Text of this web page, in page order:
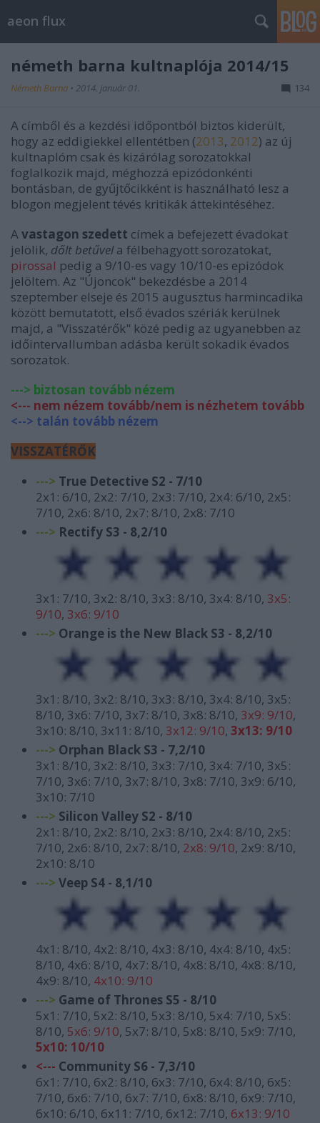
aeon flux
németh barna kultnaplója 2014/15
Németh Barna • 2014. január 01. 134
A címből és a kezdési időpontból biztos kiderült,
hogy az eddigiekkel ellentétben (2013, 2012) az új
kultnaplóm csak és kizárólag sorozatokkal
foglalkozik majd, méghozzá epizódonkénti
bontásban, de gyűjtőcikként is használható lesz a
blogon megjelent tévés kritikák áttekintéséhez.
Avastagon szedett címek a befejezett évadokat
jelölik, dőlt betűvela félbehagyott sorozatokat,
pirossal pedig a 9/10-es vagy 10/10-es epizódok
jelöltem. Az "Újoncok" bekezdésbe a 2014
szeptember elseje és 2015 augusztus harmincadika
között bemutatott, első évados szériák kerülnek
majd, a "Visszatérők" közé pedig az ugyanebben az
időintervallumban adásba került sokadik évados
sorozatok.
---> biztosan tovább nézem
<--- nem nézem tovább/nem is nézhetem tovább
<--> talán tovább nézem
VISSZATÉRŐK
---> True Detective S2 - 7/10
2x1: 6/10, 2x2: 7/10, 2x3: 7/10, 2x4: 6/10, 2x5:
7/10, 2x6: 8/10, 2x7: 8/10, 2x8: 7/10
---> Rectify S3 - 8,2/10
3x1: 7/10, 3x2: 8/10, 3x3: 8/10, 3x4: 8/10, 3x5:
9/10, 3x6: 9/10
---> Orange is the New Black S3 - 8,2/10
3x1: 8/10, 3x2: 8/10, 3x3: 8/10, 3x4: 8/10, 3x5:
8/10, 3x6: 7/10, 3x7: 8/10, 3x8: 8/10, 3x9: 9/10,
3x10: 8/10, 3x11: 8/10, 3x12: 9/10, 3x13: 9/10
---> Orphan Black S3 - 7,2/10
3x1: 8/10, 3x2: 8/10, 3x3: 7/10, 3x4: 7/10, 3x5:
7/10, 3x6: 7/10, 3x7: 8/10, 3x8: 7/10, 3x9: 6/10,
3x10: 7/10
---> Silicon Valley S2 - 8/10
2x1: 8/10, 2x2: 8/10, 2x3: 8/10, 2x4: 8/10, 2x5:
7/10, 2x6: 8/10, 2x7: 8/10, 2x8: 9/10, 2x9: 8/10,
2x10: 8/10
---> Veep S4 - 8,1/10
4x1: 8/10, 4x2: 8/10, 4x3: 8/10, 4x4: 8/10, 4x5:
8/10, 4x6: 8/10, 4x7: 8/10, 4x8: 8/10, 4x8: 8/10,
4x9: 8/10, 4x10: 9/10
---> Game of Thrones S5 - 8/10
5x1: 7/10, 5x2: 8/10, 5x3: 8/10, 5x4: 7/10, 5x5:
8/10, 5x6: 9/10, 5x7: 8/10, 5x8: 8/10, 5x9: 7/10,
5x10: 10/10
<--- Community S6 - 7,3/10
6x1: 7/10, 6x2: 8/10, 6x3: 7/10, 6x4: 8/10, 6x5:
7/10, 6x6: 7/10, 6x7: 7/10, 6x8: 8/10, 6x9: 7/10,
6x10: 6/10, 6x11: 7/10, 6x12: 7/10, 6x13: 9/10